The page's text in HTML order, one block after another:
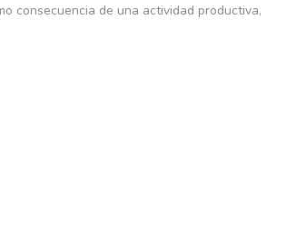
consecuencia de una actividad productiva,